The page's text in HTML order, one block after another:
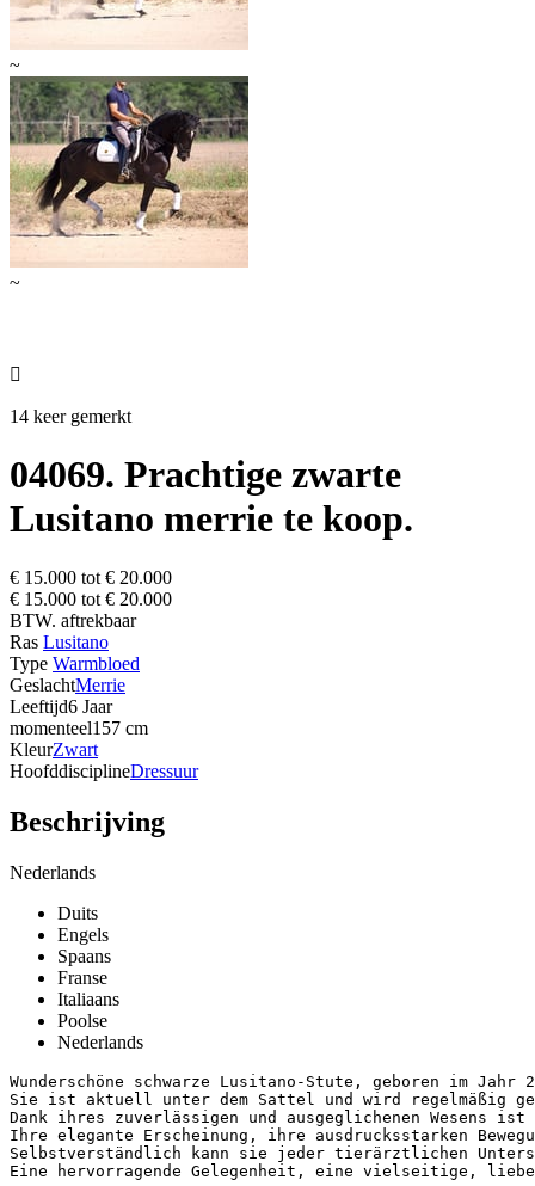
~
~

14 keer gemerkt
04069. Prachtige zwarte
Lusitano merrie te koop.
€ 15.000 tot € 20.000
€ 15.000 tot € 20.000
BTW. aftrekbaar
Ras Lusitano
Type Warmbloed
GeslachtMerrie
Leeftijd6 Jaar
momenteel157 cm
KleurZwart
HoofddisciplineDressuur
Beschrijving
Nederlands
Duits
Engels
Spaans
Franse
Italiaans
Poolse
Nederlands
Wunderschöne schwarze Lusitano-Stute, geboren im
Sie ist aktuell unter dem Sattel und wird regelmäßig
Dank ihres zuverlässigen und ausgeglichenen
Ihre elegante Erscheinung, ihre ausdrucksstarken
Selbstverständlich kann sie jeder tierärztlichen
Eine hervorragende Gelegenheit, eine vielseitige,